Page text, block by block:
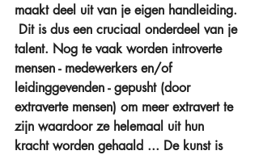
maakt deel uit van je eigen handleiding.
Dit is dus een cruciaal onderdeel van je
talent. Nog te vaak worden introverte
mensen - medewerkers en/of
leidinggevenden - gepusht (door
extraverte mensen) om meer extravert te
zijn waardoor ze helemaal uit hun
kracht worden gehaald ... De kunst is